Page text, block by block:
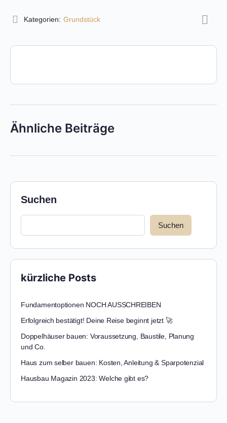
Kategorien: Grundstück
Ähnliche Beiträge
Suchen
Suchen
kürzliche Posts
Fundamentoptionen NOCH AUSSCHREIBEN
Erfolgreich bestätigt! Deine Reise beginnt jetzt 🚀
Doppelhäuser bauen: Voraussetzung, Baustile, Planung
und Co.
Haus zum selber bauen: Kosten, Anleitung & Sparpotenzial
Hausbau Magazin 2023: Welche gibt es?